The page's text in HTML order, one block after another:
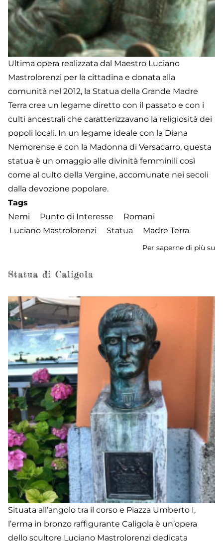
Ultima opera realizzata dal Maestro Luciano
Mastrolorenzi per la cittadina e donata alla
comunità nel 2012, la Statua della Grande Madre
Terra crea un legame diretto con il passato e con i
culti ancestrali che caratterizzavano la religiosità dei
popoli locali. In un legame ideale con la Diana
Nemorense e con la Madonna di Versacarro, questa
statua è un omaggio alle divinità femminili così
come al culto della Vergine, accomunate nei secoli
dalla devozione popolare.
Tags
Nemi
Punto di Interesse
Romani
Luciano Mastrolorenzi
Statua Madre Terra
Per saperne di più su
Statua di Caligola
Situata all’angolo tra il corso e Piazza Umberto I,
l’erma in bronzo raffigurante Caligola è un’opera
dello scultore Luciano Mastrolorenzi dedicata